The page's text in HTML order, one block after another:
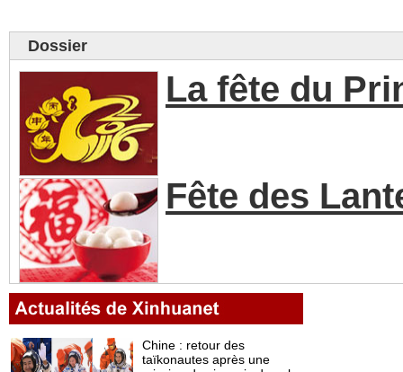
Dossier
La fête du
Fête des